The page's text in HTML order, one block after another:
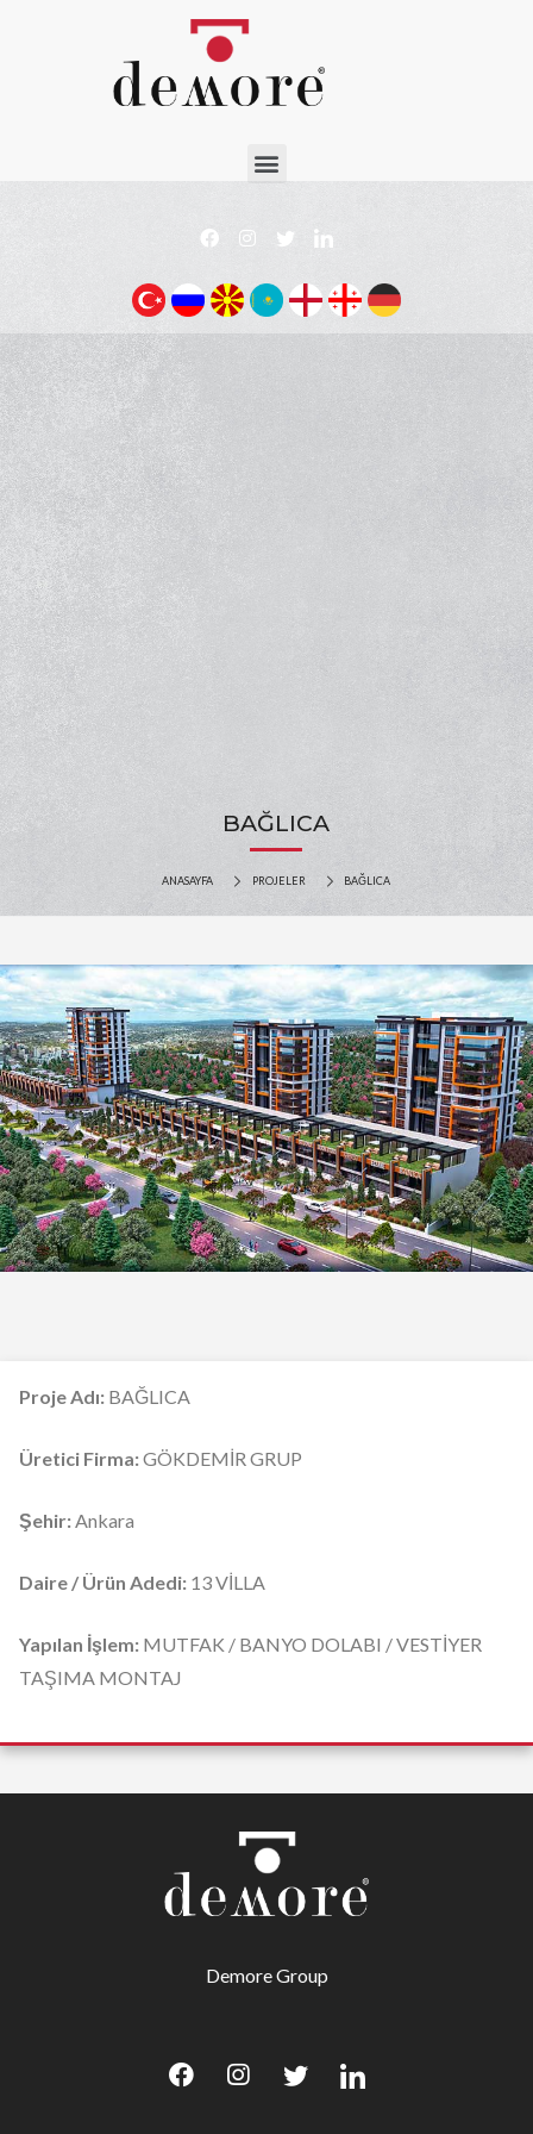
BAĞLICA
ANASAYFA PROJELER BAĞLICA
Proje Adı: BAĞLICA
Üretici Firma:GÖKDEMİR GRUP
Şehir:Ankara
Daire / Ürün Adedi: 13 VİLLA
Yapılan İşlem: MUTFAK / BANYO DOLABI / VESTİYER
TAŞIMA MONTAJ
Demore Group